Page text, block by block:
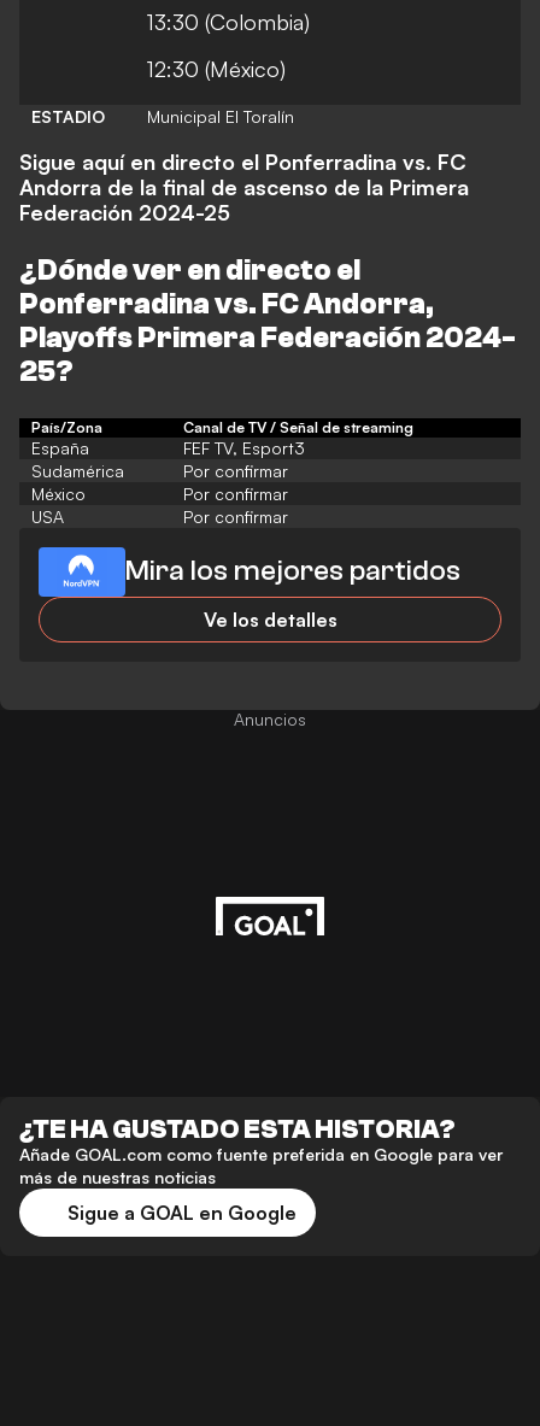
13:30 (Colombia)
12:30 (México)
ESTADIO Municipal El Toralín
Sigue aquí en directo el Ponferradina vs. FC
Andorra de la final de ascenso de la Primera
Federación 2024-25
¿Dónde ver en directo el
Ponferradina vs. FC Andorra,
Playoffs Primera Federación 2024-
25?
País/Zona Canal de TV / Señal de streaming
España
FEF TV, Esport3
Sudamérica
Por confirmar
México
Por confirmar
USA
Por confirmar
Mira los mejores partidos
Ve los detalles
Anuncios
¿TE HA GUSTADO ESTA HISTORIA?
Añade GOAL.com como fuente preferida en Google para ver
más de nuestras noticias
Sigue a GOAL en Google